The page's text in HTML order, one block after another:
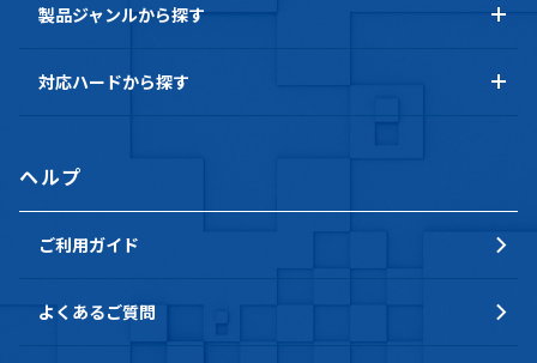
製品ジャンルから探す
対応ハードから探す
ヘルプ
ご利用ガイド
よくあるご質問